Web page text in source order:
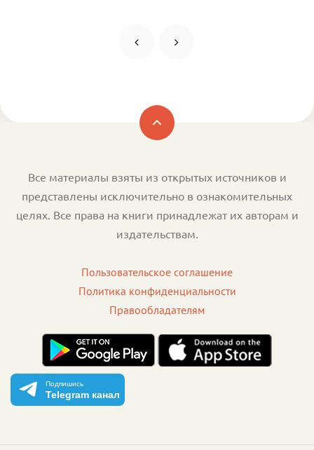
Все материалы взяты из открытых источников и
представлены исключительно в ознакомительных
целях. Все права на книги принадлежат их авторам и
издательствам.
Пользовательское соглашение
Политика конфиденциальности
Правообладателям
Подпишись
Telegram канал